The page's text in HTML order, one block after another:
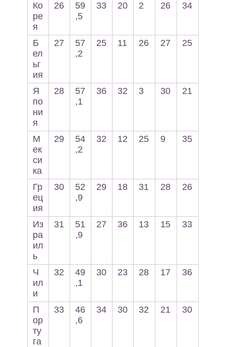
Ко
ре
я
26
59
,5
33 20 2 26 34
Б
ел
ьг
ия
27
57
,2
25 11 26 27 25
Я
по
ни
я
28
57
,1
36 32 3 30 21
М
ек
си
ка
29
54
,2
32 12 25 9 35
Гр
ец
ия
30
52
,9
29 18 31 28 26
Из
ра
ил
ь
31
51
,9
27 36 13 15 33
Ч
ил
и
32
49
,1
30 23 28 17 36
П
ор
ту
га
33
46
,6
34 30 32 21 30